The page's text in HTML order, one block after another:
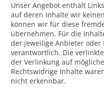
Unser Angebot enthält
auf deren Inhalte wir
können wir für diese
übernehmen. Für die
der jeweilige Anbieter oder
verantwortlich. Die
der Verlinkung auf
Rechtswidrige Inhalte
nicht erkennbar.